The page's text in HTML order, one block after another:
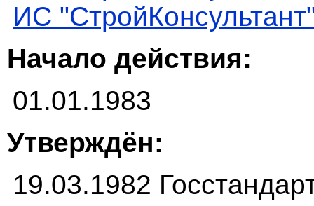
ИС
Начало действия:
01.01.1983
Утверждён:
19.03.1982